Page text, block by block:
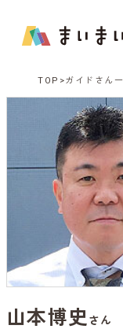
TOP ガイドさん
山本博史さん